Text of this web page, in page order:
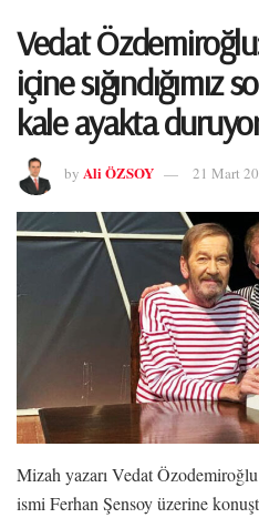
Vedat
içine sığındığımız
kale ayakta
by Ali ÖZSOY 21 Mart
Mizah yazarı Vedat
ismi Ferhan Şensoy üzerine